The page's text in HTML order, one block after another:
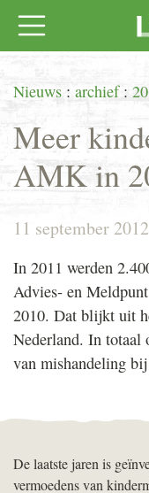
Nieuws : archief:
Meer
AMK in
11 september 2012
In 2011 werden
Advies- en
2010. Dat blijkt uit
Nederland. In totaal
van mishandeling
De laatste jaren is
vermoedens van